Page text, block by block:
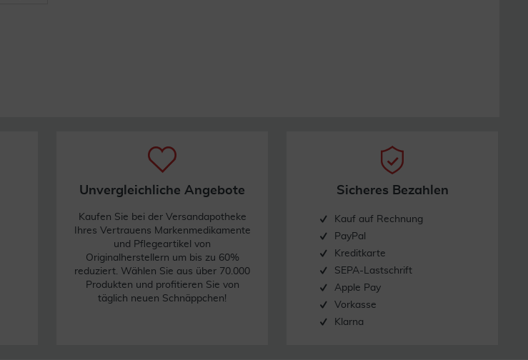
Unvergleichliche Angebote
Kaufen Sie bei der Versandapotheke
Ihres Vertrauens Markenmedikamente
und Pflegeartikel von
Originalherstellern um bis zu 60%
reduziert. Wählen Sie aus über 70.000
Produkten und profitieren Sie von
täglich neuen Schnäppchen!
Sicheres Bezahlen
Kauf auf Rechnung
PayPal
Kreditkarte
SEPA-Lastschrift
Apple Pay
Vorkasse
Klarna